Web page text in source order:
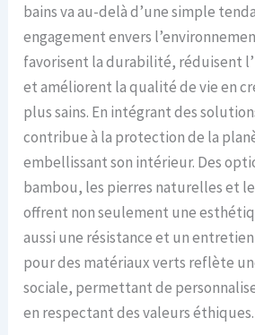
bains va au-delà d’une simple
engagement envers
favorisent la durabilité, réduisent
et améliorent la qualité de vie en
plus sains. En intégrant des
contribue à la protection de la
embellissant son intérieur. Des
bambou, les pierres naturelles et
offrent non seulement une
aussi une résistance et un
pour des matériaux verts reflète
sociale, permettant de
en respectant des valeurs éthiques.